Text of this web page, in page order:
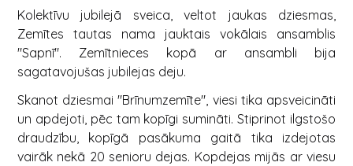
Kolektīvu jubilejā sveica, veltot jaukas dziesmas,
Zemītes tautas nama jauktais vokālais ansamblis
"Sapnī". Zemītnieces kopā ar ansambli bija
sagatavojušas jubilejas deju.
Skanot dziesmai "Brīnumzemīte", viesi tika apsveicināti
un apdejoti, pēc tam kopīgi sumināti. Stiprinot ilgstošo
draudzību, kopīgā pasākuma gaitā tika izdejotas
vairāk nekā 20 senioru dejas. Kopdejas mijās ar viesu